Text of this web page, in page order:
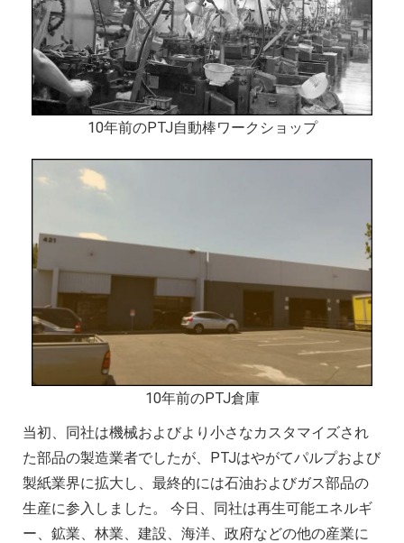
10年前のPTJ自動棒ワークショップ
10年前のPTJ倉庫
当初、同社は機械およびより小さなカスタマイズされ
た部品の製造業者でしたが、PTJはやがてパルプおよび
製紙業界に拡大し、最終的には石油およびガス部品の
生産に参入しました。 今日、同社は再生可能エネルギ
ー、鉱業、林業、建設、海洋、政府などの他の産業に